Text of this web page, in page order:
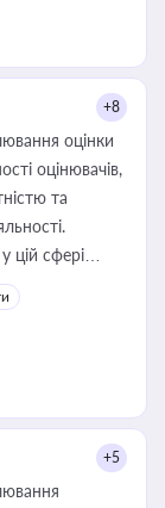
+8
оцінки
оцінювачів,
та
цій сфері
або
оренди
+5